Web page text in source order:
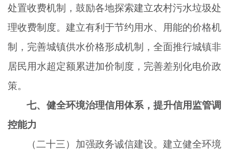
处置收费机制，鼓励各地探索建立农村污水垃圾处
理收费制度。建立有利于节约用水、用能的价格机
制，完善城镇供水价格形成机制，全面推行城镇非
居民用水超定额累进加价制度，完善差别化电价政
策。
七、健全环境治理信用体系，提升信用监管调
控能力
（二十三）加强政务诚信建设。建立健全环境